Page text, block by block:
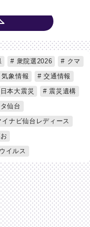
衆院選2026
クマ
象情報
交通情報
本大震災
震災遺構
仙台
ナビ仙台レディース
イルス